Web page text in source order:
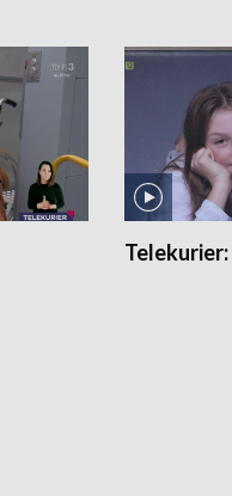
Telekurier: